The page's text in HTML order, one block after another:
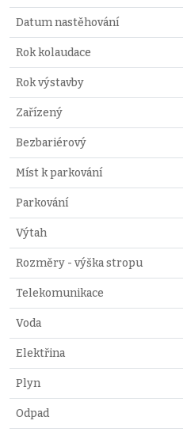
Datum nastěhování
Rok kolaudace
Rok výstavby
Zařízený
Bezbariérový
Míst k parkování
Parkování
Výtah
Rozměry - výška stropu
Telekomunikace
Voda
Elektřina
Plyn
Odpad